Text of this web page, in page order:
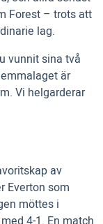
Forest – trots att
lag.
vunnit sina två
är
Vi helgarderar
av
Everton som
möttes i